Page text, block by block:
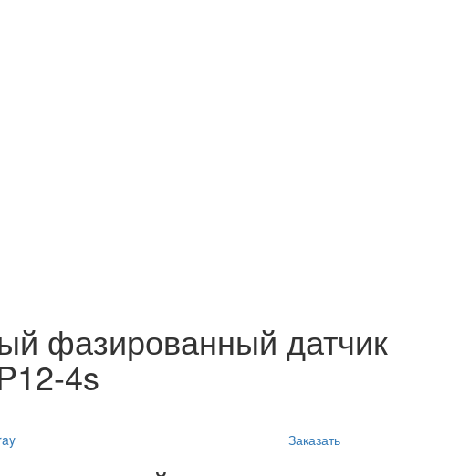
фазированный датчик
4s
Заказать